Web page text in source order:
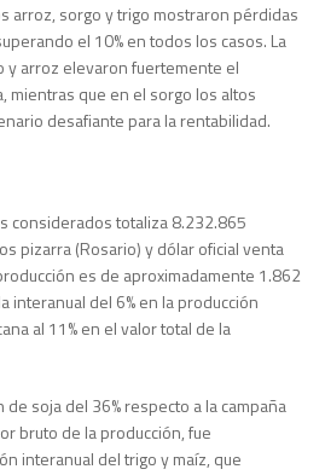
arroz, sorgo y trigo mostraron pérdidas
el 10% en todos los casos. La
y arroz elevaron fuertemente el
mientras que en el sorgo los altos
desafiante para la rentabilidad.
considerados totaliza 8.232.865
pizarra (Rosario) y dólar oficial venta
es de aproximadamente 1.862
interanual del 6% en la producción
al 11% en el valor total de la
soja del 36% respecto a la campaña
bruto de la producción, fue
interanual del trigo y maíz, que